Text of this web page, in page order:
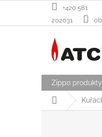
+420 581
202031
Zippo produkty
Domů